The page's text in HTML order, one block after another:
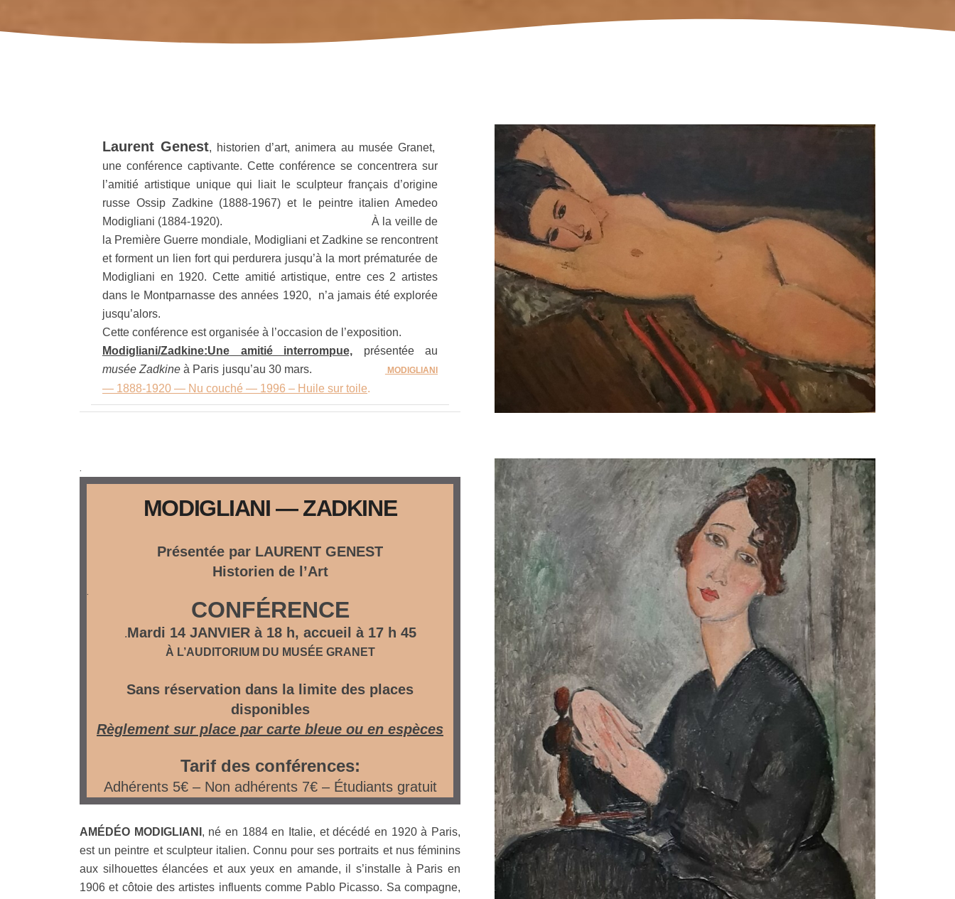
Laurent Genest, historien d’art, animera au musée Granet,
une conférence captivante. Cette conférence se concentrera sur
l’amitié artistique unique qui liait le sculpteur français d’origine
russe Ossip Zadkine (1888-1967) et le peintre italien Amedeo
Modigliani (1884-1920).À la veille de
la Première Guerre mondiale, Modigliani et Zadkine se rencontrent
et forment un lien fort qui perdurera jusqu’à la mort prématurée de
Modigliani en 1920. Cette amitié artistique, entre ces 2 artistes
dans le Montparnasse des années 1920, n’a jamais été explorée
jusqu’alors.
Cette conférence est organisée à l’occasion de l’exposition.
Modigliani/Zadkine:Une amitié interrompue, présentée au
musée Zadkine à Paris jusqu’au 30 mars. MODIGLIANI
— 1888-1920 — Nu couché — 1996 – Huil e sur toile.
.
MODIGLIANI — ZADKINE
Présentée par LAURENT GENEST
Historien de l’Art
.
CONFÉRENCE
.Mardi 14 JANVIER à 18 h, accueil à 17 h 45
À L’AUDITORIUM DU MUSÉE GRANET
Sans réservation dans la limite des places
disponibles
Règlement sur place par carte bleue ou en espèces
Tarif des conférences:
Adhérents 5€ – Non adhérents 7€ – Étudiants gratuit
AMÉDÉO MODIGLIANI , né en 1884 en Italie, et décédé en 1920 à Paris,
est un peintre et sculpteur italien. Connu pour ses portraits et nus féminins
aux silhouettes élancées et aux yeux en amande, il s’installe à Paris en
1906 et côtoie des artistes influents comme Pablo Picasso. Sa compagne,